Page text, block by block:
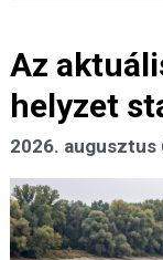
Az
helyzet
2026. augusztus